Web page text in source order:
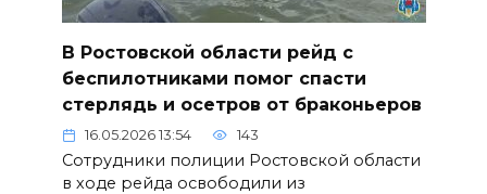
В Ростовской области рейд с
беспилотниками помог спасти
стерлядь и осетров от браконьеров
16.05.2026 13:54 143
Сотрудники полиции Ростовской области
в ходе рейда освободили из